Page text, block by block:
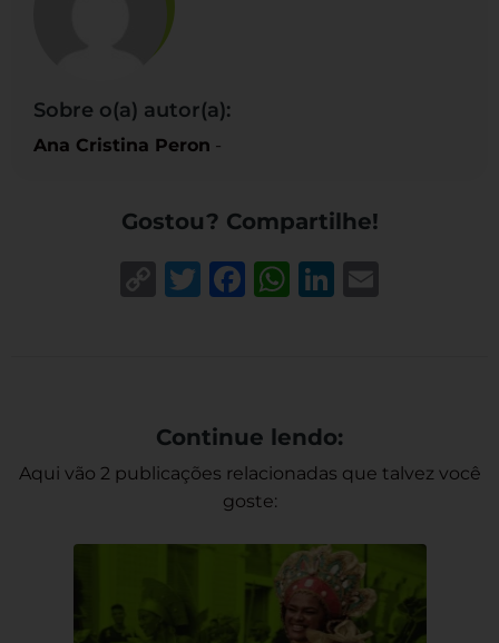
Sobre o(a) autor(a):
Ana Cristina Peron -
Gostou? Compartilhe!
CopyTwitter
Facebook
WhatsApp
LinkedIn
Continue lendo:
Aqui vão 2 publicações relacionadas que talvez você
goste: